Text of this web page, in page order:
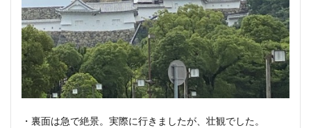
・裏面は急で絶景。実際に行きましたが、壮観でした。